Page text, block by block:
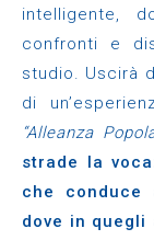
intelligente,
confronti e
studio. Uscirà
di
“Alleanza
strade la
che conduce
dove in quegli